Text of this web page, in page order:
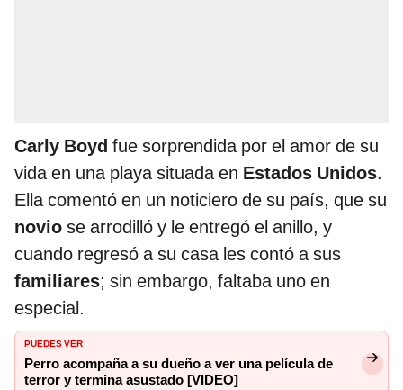
Carly Boyd fue sorprendida por el amor de su
vida en una playa situada en Estados Unidos.
Ella comentó en un noticiero de su país, que su
novio se arrodilló y le entregó el anillo, y
cuando regresó a su casa les contó a sus
familiares; sin embargo, faltaba uno en
especial.
PUEDES VER
Perro acompaña a su dueño a ver una película de
terror y termina asustado [VIDEO]